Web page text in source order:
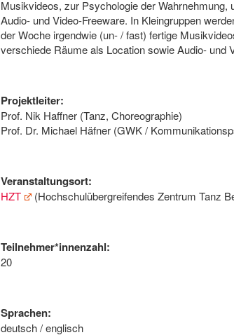
Musikvideos, zur Psychologie der
Audio- und Video-Freeware. In Kleingruppen
der Woche irgendwie (un- / fast) fertige
verschiede Räume als Location sowie Audio- und
Projektleiter:
Prof. Nik Haffner (Tanz, Choreographie)
Prof. Dr. Michael Häfner (GWK /
Veranstaltungsort:
HZT (Hochschulübergreifendes Zentrum Tanz
Teilnehmer*innenzahl:
20
Sprachen:
deutsch / englisch